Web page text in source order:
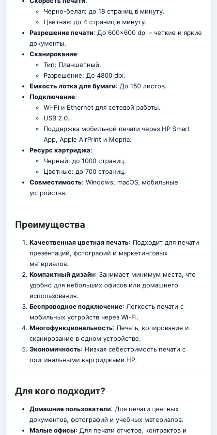
Черно-белая: до 18 страниц в минуту.
Цветная: до 4 страниц в минуту.
Разрешение печати: До 600×600 dpi – четкие и яркие
документы.
Сканирование:
Тип: Планшетный.
Разрешение: До 4800 dpi.
Емкость лотка для бумаги: До 150 листов.
Подключение:
Wi-Fi и Ethernet для сетевой работы.
USB 2.0.
Поддержка мобильной печати через HP Smart
App, Apple AirPrint и Mopria.
Ресурс картриджа:
Черный: до 1000 страниц.
Цветные: до 700 страниц.
Совместимость: Windows, macOS, мобильные
устройства.
Преимущества
Качественная цветная печать: Подходит для печати
презентаций, фотографий и маркетинговых
материалов.
Компактный дизайн: Занимает минимум места, что
удобно для небольших офисов или домашнего
использования.
Беспроводное подключение: Легкость печати с
мобильных устройств через Wi-Fi.
Многофункциональность: Печать, копирование и
сканирование в одном устройстве.
Экономичность: Низкая себестоимость печати с
оригинальными картриджами HP.
Для кого подходит?
Домашние пользователи: Для печати цветных
документов, фотографий и учебных материалов.
Малые офисы: Для печати отчетов, контрактов и